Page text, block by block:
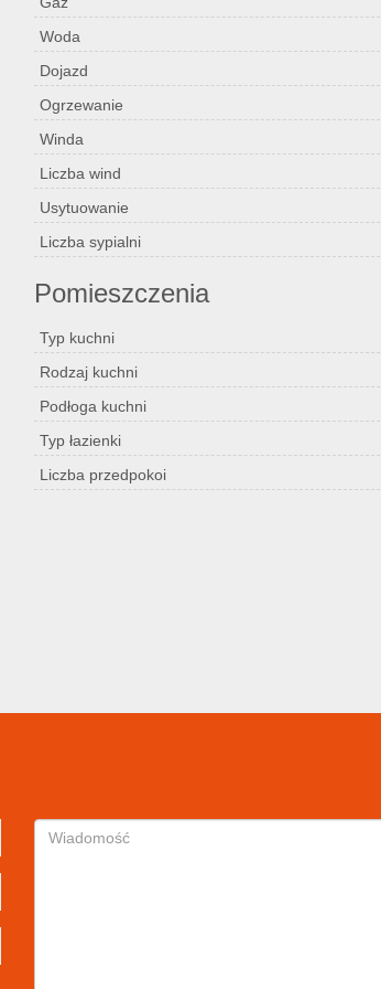
Woda
Dojazd
Ogrzewanie
Winda
Liczba wind
Usytuowanie
Liczba sypialni
Pomieszczenia
Typ kuchni
Rodzaj kuchni
Podłoga kuchni
Typ łazienki
Liczba przedpokoi